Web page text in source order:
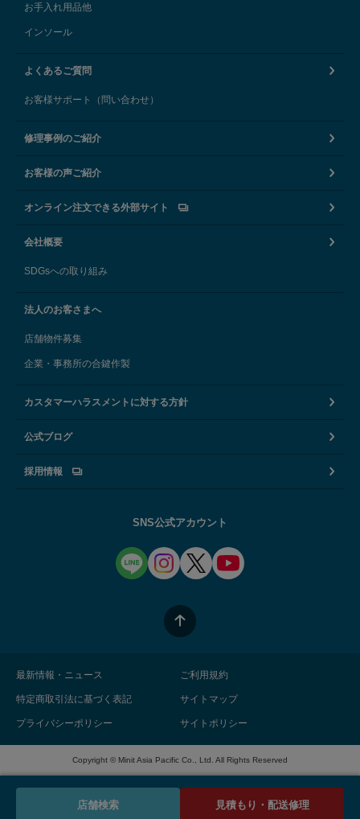
お手入れ用品他
インソール
よくあるご質問
お客様サポート（問い合わせ）
修理事例のご紹介
お客様の声ご紹介
オンライン注文できる外部サイト
会社概要
SDGsへの取り組み
法人のお客さまへ
店舗物件募集
企業・事務所の合鍵作製
カスタマーハラスメントに対する方針
公式ブログ
採用情報
SNS公式アカウント
最新情報・ニュース ご利用規約
特定商取引法に基づく表記 サイトマップ
プライバシーポリシー サイトポリシー
Copyright © Minit Asia Pacific Co., Ltd. All Rights Reserved
店舗検索 見積もり・配送修理